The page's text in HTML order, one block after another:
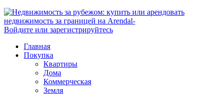
Войдите или зарегистрируйтесь
Главная
Покупка
Квартиры
Дома
Коммерческая
Земля